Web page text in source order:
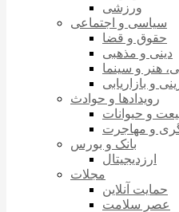
ورزشی
سیاسی و اجتماعی
حقوق و قضا
دینی و مذهبی
هنر و سینما
و بازاریابی
رویدادها و حوادث
و حیوانات
و مهاجرت
بانک و بورس
ارزدیجیتال
مجلات
حمایت آنلاین
عصر سلامت